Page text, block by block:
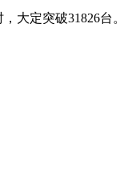
大定突破31826